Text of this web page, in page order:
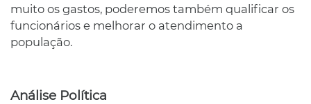
muito os gastos, poderemos também qualificar os
funcionários e melhorar o atendimento a
população.
Análise Política